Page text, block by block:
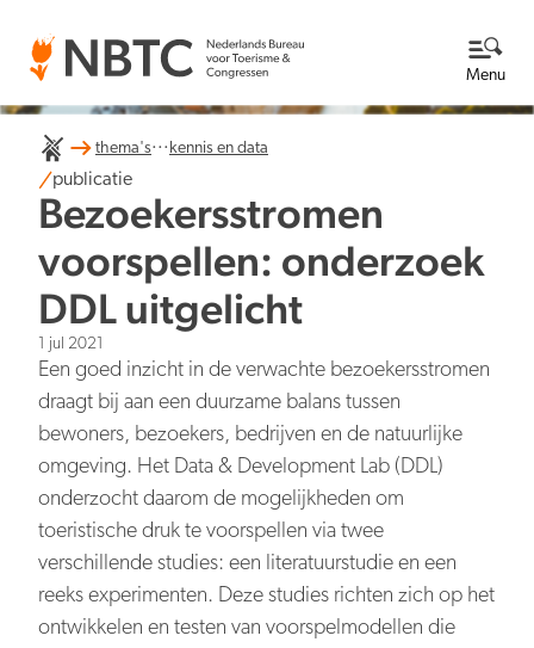
Menu
Thema's
Bekijk alle thema's
Internationale concurrentiepositie
Digitale transformatie
Kennisbank
Over ons
Lees meer over NBTC
Wat we doen
Organisatie
Werken bij
NBTC Mediabank
Contact
Newsroom
Ga naar de Newsroom
Nieuwsberichten
Persberichten
EN NL
thema's... kennis en data
publicatie
Bezoekersstromen
voorspellen: onderzoek
DDL uitgelicht
1 jul 2021
Een goed inzicht in de verwachte bezoekersstromen
draagt bij aan een duurzame balans tussen
bewoners, bezoekers, bedrijven en de natuurlijke
omgeving. Het Data & Development Lab (DDL)
onderzocht daarom de mogelijkheden om
toeristische druk te voorspellen via twee
verschillende studies: een literatuurstudie en een
reeks experimenten. Deze studies richten zich op het
ontwikkelen en testen van voorspelmodellen die